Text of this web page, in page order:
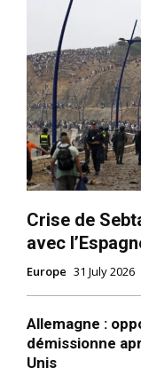
Insight
À propos
Crise de
avec
Europe 31 July 2026
Allemagne :
démissionne
Unis